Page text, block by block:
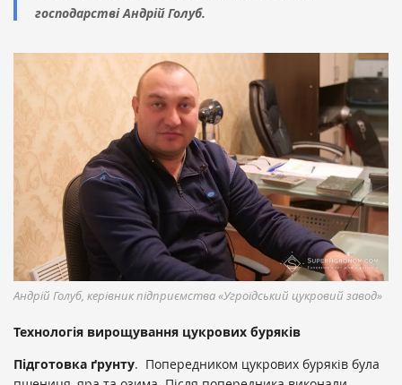
господарстві Андрій Голуб.
Андрій Голуб, керівник підприємства «Угроїдський цукровий завод»
Технологія вирощування цукрових буряків
Підготовка ґрунту. Попередником цукрових буряків була